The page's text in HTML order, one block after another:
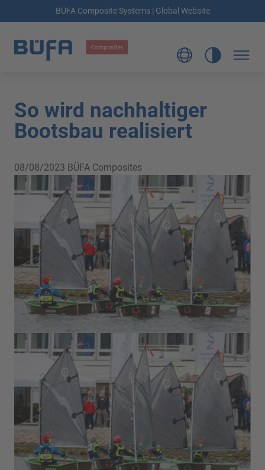
BÜFA Composite Systems | Global Website
So wird nachhaltiger
Bootsbau realisiert
08/08/2023 BÜFA Composites